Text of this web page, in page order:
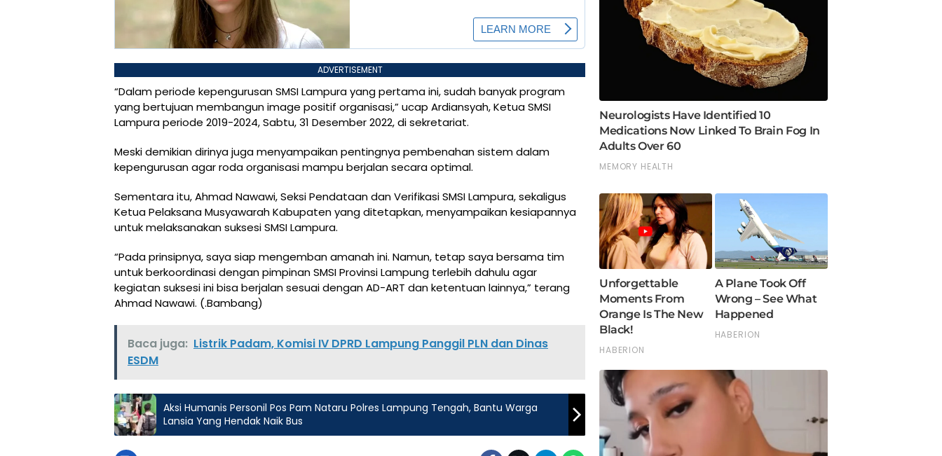
ADVERTISEMENT
“Dalam periode kepengurusan SMSI Lampura yang pertama ini, sudah banyak program
yang bertujuan membangun image positif organisasi,” ucap Ardiansyah, Ketua SMSI
Lampura periode 2019-2024, Sabtu, 31 Desember 2022, di sekretariat.
Meski demikian dirinya juga menyampaikan pentingnya pembenahan sistem dalam
kepengurusan agar roda organisasi mampu berjalan secara optimal.
Sementara itu, Ahmad Nawawi, Seksi Pendataan dan Verifikasi SMSI Lampura, sekaligus
Ketua Pelaksana Musyawarah Kabupaten yang ditetapkan, menyampaikan kesiapannya
untuk melaksanakan suksesi SMSI Lampura.
“Pada prinsipnya, saya siap mengemban amanah ini. Namun, tetap saya bersama tim
untuk berkoordinasi dengan pimpinan SMSI Provinsi Lampung terlebih dahulu agar
kegiatan suksesi ini bisa berjalan sesuai dengan AD-ART dan ketentuan lainnya,” terang
Ahmad Nawawi. (.Bambang)
Baca juga: Listrik Padam, Komisi IV DPRD Lampung Panggil PLN dan Dinas
ESDM
Aksi Humanis Personil Pos Pam Nataru Polres Lampung Tengah, Bantu Warga
Lansia Yang Hendak Naik Bus